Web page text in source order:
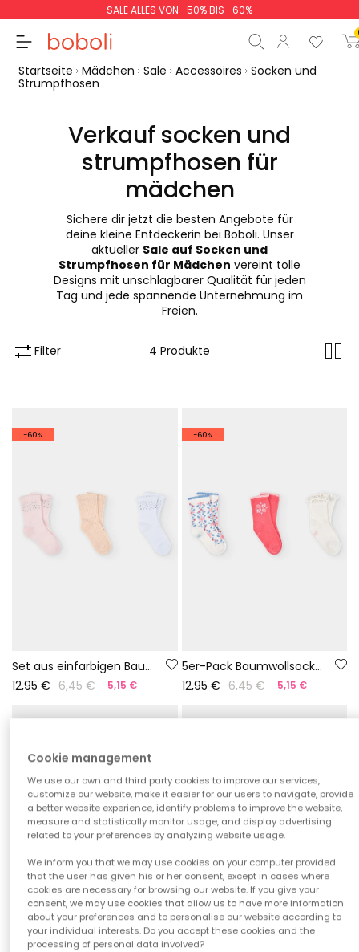
SALE ALLES VON -50% BIS -60%
Zwischensumme
Gesamtbetrag
weiter Start der
Startseite Mädchen Sale Accessoires Socken und
Strumpfhosen
Verkauf socken und
strumpfhosen für
mädchen
Sichere dir jetzt die besten Angebote für
deine kleine Entdeckerin bei Boboli. Unser
aktueller Sale auf Socken und
Strumpfhosen für Mädchen vereint tolle
Designs mit unschlagbarer Qualität für jeden
Tag und jede spannende Unternehmung im
Freien.
Filter 4 Produkte
-60%
Set aus einfarbigen Baumwollsocken
12,95 € 6,45 € 5,15 €
-60%
5er-Pack Baumwollsocken Weiß
12,95 € 6,45 € 5,15 €
Cookie management
We use our own and third party cookies to improve our services,
customize our website, make it easier for our users to navigate, provide
a better website experience, identify problems to improve the website,
measure and statistically monitor usage, and display advertising
related to your preferences by analyzing website usage.
We inform you that we may use cookies on your computer provided
that the user has given his or her consent, except in cases where
cookies are necessary for browsing our website. If you give your
consent, we may use cookies that allow us to have more information
about your preferences and to personalise our website according to
your individual interests. Do you accept these cookies and the
processing of personal data involved?